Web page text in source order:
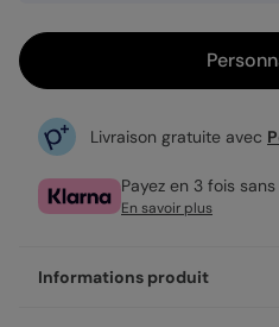
Livraison gratuite avec
Payez en 3 fois
En savoir plus
Informations produit